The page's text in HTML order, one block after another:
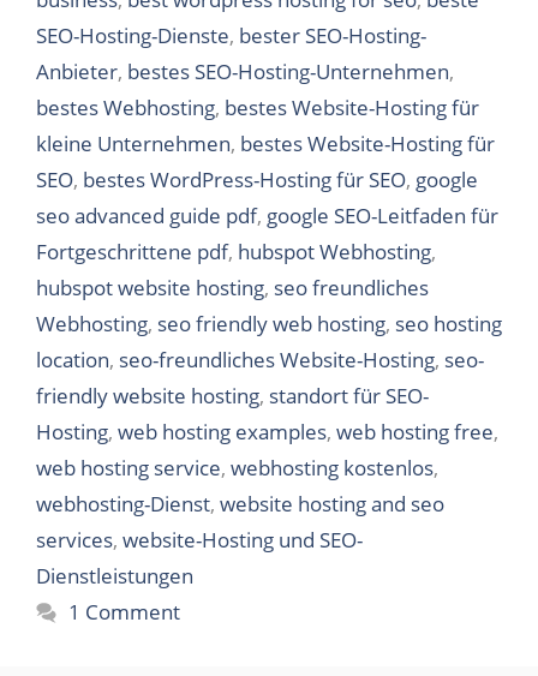
SEO-Hosting-Dienste, bester SEO-Hosting-
Anbieter, bestes SEO-Hosting-Unternehmen,
bestes Webhosting, bestes Website-Hosting für
kleine Unternehmen, bestes Website-Hosting für
SEO, bestes WordPress-Hosting für SEO, google
seo advanced guide pdf, google SEO-Leitfaden für
Fortgeschrittene pdf, hubspot Webhosting,
hubspot website hosting, seo freundliches
Webhosting, seo friendly web hosting, seo hosting
location, seo-freundliches Website-Hosting, seo-
friendly website hosting, standort für SEO-
Hosting, web hosting examples, web hosting free,
web hosting service, webhosting kostenlos,
webhosting-Dienst, website hosting and seo
services, website-Hosting und SEO-
Dienstleistungen
1 Comment